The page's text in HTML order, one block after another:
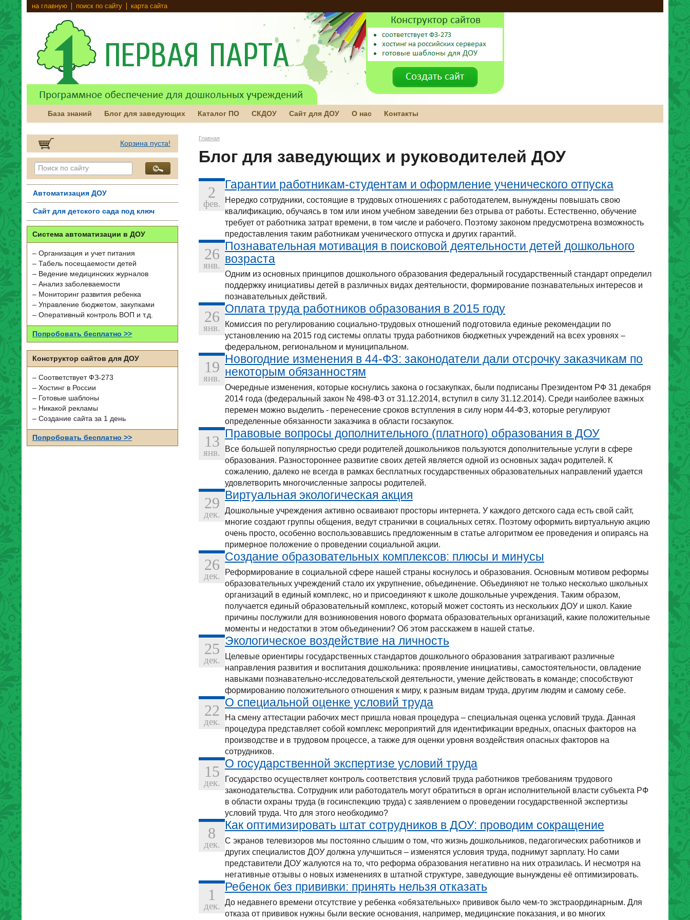
на главную поиск по сайту карта сайта
База знаний Блог для заведующих Каталог ПО СКДОУ Сайт для ДОУ О нас Контакты
Корзина пуста!
Автоматизация ДОУ
Сайт для детского сада под ключ
Система автоматизации в ДОУ
– Организация и учет питания
– Табель посещаемости детей
– Ведение медицинских журналов
– Анализ заболеваемости
– Мониторинг развития ребенка
– Управление бюджетом, закупками
– Оперативный контроль ВОП и т.д.
Попробовать бесплатно >>
Конструктор сайтов для ДОУ
– Соответствует ФЗ-273
– Хостинг в России
– Готовые шаблоны
– Никакой рекламы
– Создание сайта за 1 день
Попробовать бесплатно >>
Главная
Блог для заведующих и руководителей ДОУ
2
фев.
Гарантии работникам-студентам и оформление ученического отпуска
Нередко сотрудники, состоящие в трудовых отношениях с работодателем, вынуждены повышать свою
квалификацию, обучаясь в том или ином учебном заведении без отрыва от работы. Естественно, обучение
требует от работника затрат времени, в том числе и рабочего. Поэтому законом предусмотрена возможность
предоставления таким работникам ученического отпуска и других гарантий.
26
янв.
Познавательная мотивация в поисковой деятельности детей дошкольного
возраста
Одним из основных принципов дошкольного образования федеральный государственный стандарт определил
поддержку инициативы детей в различных видах деятельности, формирование познавательных интересов и
познавательных действий.
26
янв.
Оплата труда работников образования в 2015 году
Комиссия по регулированию социально-трудовых отношений подготовила единые рекомендации по
установлению на 2015 год системы оплаты труда работников бюджетных учреждений на всех уровнях –
федеральном, региональном и муниципальном.
19
янв.
Новогодние изменения в 44-ФЗ: законодатели дали отсрочку заказчикам по
некоторым обязанностям
Очередные изменения, которые коснулись закона о госзакупках, были подписаны Президентом РФ 31 декабря
2014 года (федеральный закон № 498-ФЗ от 31.12.2014, вступил в силу 31.12.2014). Среди наиболее важных
перемен можно выделить - перенесение сроков вступления в силу норм 44-ФЗ, которые регулируют
определенные обязанности заказчика в области госзакупок.
13
янв.
Правовые вопросы дополнительного (платного) образования в ДОУ
Все большей популярностью среди родителей дошкольников пользуются дополнительные услуги в сфере
образования. Разностороннее развитие своих детей является одной из основных задач родителей. К
сожалению, далеко не всегда в рамках бесплатных государственных образовательных направлений удается
удовлетворить многочисленные запросы родителей.
29
дек.
Виртуальная экологическая акция
Дошкольные учреждения активно осваивают просторы интернета. У каждого детского сада есть свой сайт,
многие создают группы общения, ведут странички в социальных сетях. Поэтому оформить виртуальную акцию
очень просто, особенно воспользовавшись предложенным в статье алгоритмом ее проведения и опираясь на
примерное положение о проведении социальной акции.
26
дек.
Создание образовательных комплексов: плюсы и минусы
Реформирование в социальной сфере нашей страны коснулось и образования. Основным мотивом реформы
образовательных учреждений стало их укрупнение, объединение. Объединяют не только несколько школьных
организаций в единый комплекс, но и присоединяют к школе дошкольные учреждения. Таким образом,
получается единый образовательный комплекс, который может состоять из нескольких ДОУ и школ. Какие
причины послужили для возникновения нового формата образовательных организаций, какие положительные
моменты и недостатки в этом объединении? Об этом расскажем в нашей статье.
25
дек.
Экологическое воздействие на личность
Целевые ориентиры государственных стандартов дошкольного образования затрагивают различные
направления развития и воспитания дошкольника: проявление инициативы, самостоятельности, овладение
навыками познавательно-исследовательской деятельности, умение действовать в команде; способствуют
формированию положительного отношения к миру, к разным видам труда, другим людям и самому себе.
22
дек.
О специальной оценке условий труда
На смену аттестации рабочих мест пришла новая процедура – специальная оценка условий труда. Данная
процедура представляет собой комплекс мероприятий для идентификации вредных, опасных факторов на
производстве и в трудовом процессе, а также для оценки уровня воздействия опасных факторов на
сотрудников.
15
дек.
О государственной экспертизе условий труда
Государство осуществляет контроль соответствия условий труда работников требованиям трудового
законодательства. Сотрудник или работодатель могут обратиться в орган исполнительной власти субъекта РФ
в области охраны труда (в госинспекцию труда) с заявлением о проведении государственной экспертизы
условий труда. Что для этого необходимо?
8
дек.
Как оптимизировать штат сотрудников в ДОУ: проводим сокращение
С экранов телевизоров мы постоянно слышим о том, что жизнь дошкольников, педагогических работников и
других специалистов ДОУ должна улучшиться – изменятся условия труда, поднимут зарплату. Но сами
представители ДОУ жалуются на то, что реформа образования негативно на них отразилась. И несмотря на
негативные отзывы о новых изменениях в штатной структуре, заведующие вынуждены её оптимизировать.
1
дек.
Ребенок без прививки: принять нельзя отказать
До недавнего времени отсутствие у ребенка «обязательных» прививок было чем-то экстраординарным. Для
отказа от прививок нужны были веские основания, например, медицинские показания, и во многих